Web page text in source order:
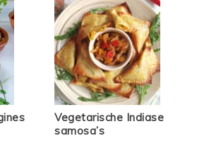
Vegetarische Indiase
samosa’s